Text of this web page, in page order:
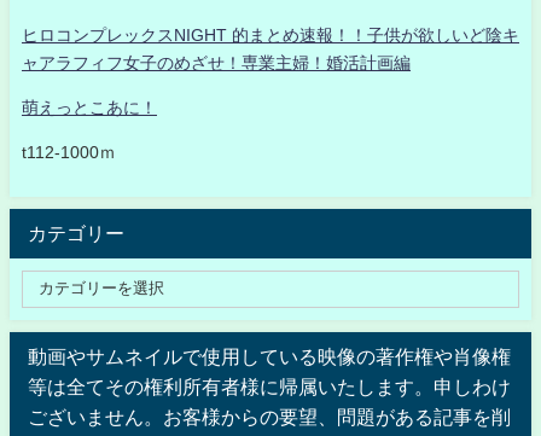
ヒロコンプレックスNIGHT 的まとめ速報！！子供が欲しいど陰キ
ャアラフィフ女子のめざせ！専業主婦！婚活計画編
萌えっとこあに！
t112-1000ｍ
カテゴリー
動画やサムネイルで使用している映像の著作権や肖像権
等は全てその権利所有者様に帰属いたします。申しわけ
ございません。お客様からの要望、問題がある記事を削